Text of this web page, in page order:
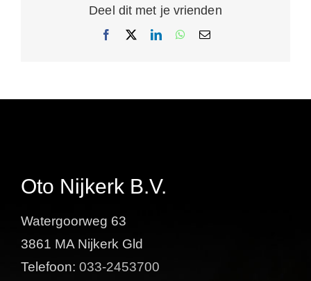
Deel dit met je vrienden
Facebook LinkedInWhatsApp
E-
Oto Nijkerk B.V.
Watergoorweg 63
3861 MA Nijkerk Gld
Telefoon: 033-2453700